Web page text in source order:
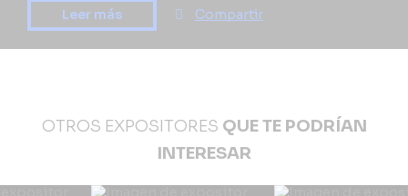
Leer más Compartir
OTROS EXPOSITORES QUE TE PODRÍAN
INTERESAR